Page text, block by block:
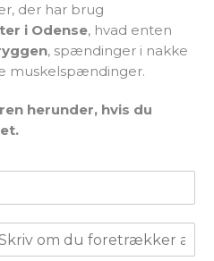
der har brug
i Odense, hvad enten
, spændinger i nakke
muskelspændinger.
herunder, hvis du